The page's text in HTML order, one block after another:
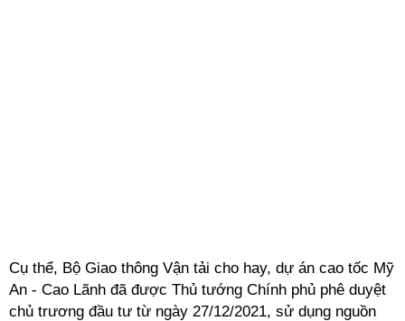
Cụ thể, Bộ Giao thông Vận tải cho hay, dự án cao tốc Mỹ
An - Cao Lãnh đã được Thủ tướng Chính phủ phê duyệt
chủ trương đầu tư từ ngày 27/12/2021, sử dụng nguồn